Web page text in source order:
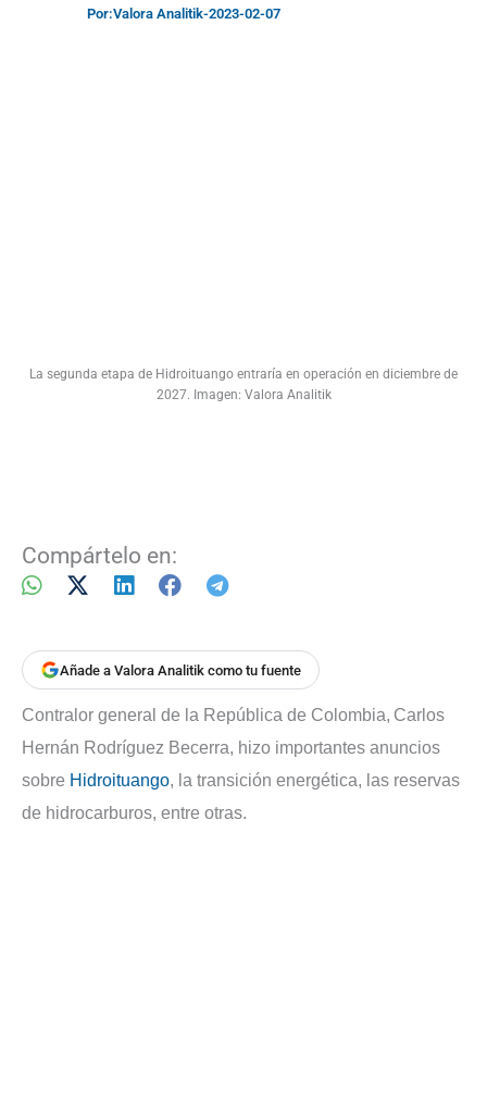
Por:Valora Analitik-2023-02-07
La segunda etapa de Hidroituango entraría en operación en diciembre de
2027. Imagen: Valora Analitik
Compártelo en:
Añade a Valora Analitik como tu fuente
Contralor general de la República de Colombia, Carlos
Hernán Rodríguez Becerra, hizo importantes anuncios
sobre Hidroituango, la transición energética, las reservas
de hidrocarburos, entre otras.